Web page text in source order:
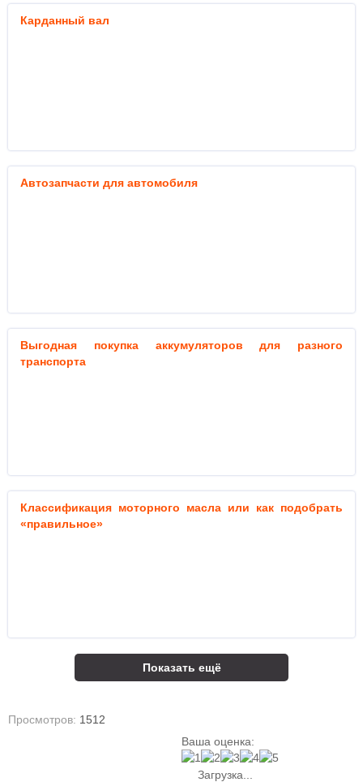
Карданный вал
Автозапчасти для автомобиля
Выгодная покупка аккумуляторов для разного
транспорта
Классификация моторного масла или как подобрать
«правильное»
Показать ещё
Просмотров: 1512
Ваша оценка:
Загрузка...